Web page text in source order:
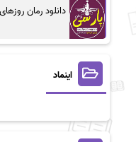
دانلود رمان
اینماد